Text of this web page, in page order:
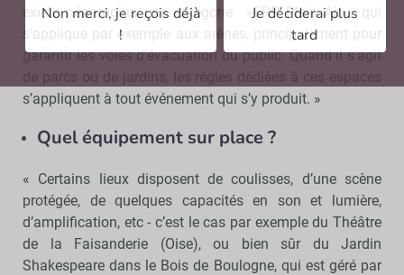
existe néanmoins une catégorie »ERP Plein Air« qui
s’applique par exemple aux arènes, principalement pour
garantir les voies d’évacuation du public. Quand il s’agit
de parcs ou de jardins, les règles dédiées à ces espaces
s’appliquent à tout événement qui s’y produit. »
Quel équipement sur place ?
« Certains lieux disposent de coulisses, d’une scène
protégée, de quelques capacités en son et lumière,
d’amplification, etc - c’est le cas par exemple du Théâtre
de la Faisanderie (Oise), ou bien sûr du Jardin
Shakespeare dans le Bois de Boulogne, qui est géré par
Non merci, je reçois déjà
!
Je déciderai plus
tard